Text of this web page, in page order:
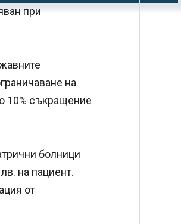
при
на
10% съкращение
болници
на пациент.
от